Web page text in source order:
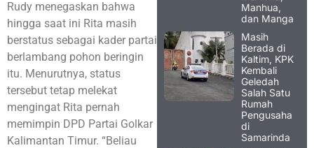
Rudy menegaskan bahwa
hingga saat ini Rita masih
berstatus sebagai kader partai
berlambang pohon beringin
itu. Menurutnya, status
tersebut tetap melekat
mengingat Rita pernah
memimpin DPD Partai Golkar
Kalimantan Timur. “Beliau
Manhua,
dan Manga
Masih
Berada di
Kaltim, KPK
Kembali
Geledah
Salah Satu
Rumah
Pengusaha
di
Samarinda